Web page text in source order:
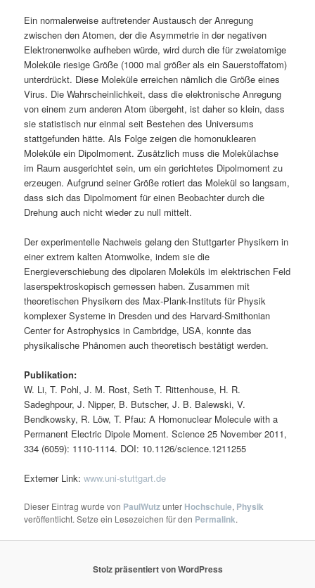
Ein normalerweise auftretender Austausch der Anregung
zwischen den Atomen, der die Asymmetrie in der negativen
Elektronenwolke aufheben würde, wird durch die für zweiatomige
Moleküle riesige Größe (1000 mal größer als ein Sauerstoffatom)
unterdrückt. Diese Moleküle erreichen nämlich die Größe eines
Virus. Die Wahrscheinlichkeit, dass die elektronische Anregung
von einem zum anderen Atom übergeht, ist daher so klein, dass
sie statistisch nur einmal seit Bestehen des Universums
stattgefunden hätte. Als Folge zeigen die homonuklearen
Moleküle ein Dipolmoment. Zusätzlich muss die Molekülachse
im Raum ausgerichtet sein, um ein gerichtetes Dipolmoment zu
erzeugen. Aufgrund seiner Größe rotiert das Molekül so langsam,
dass sich das Dipolmoment für einen Beobachter durch die
Drehung auch nicht wieder zu null mittelt.
Der experimentelle Nachweis gelang den Stuttgarter Physikern in
einer extrem kalten Atomwolke, indem sie die
Energieverschiebung des dipolaren Moleküls im elektrischen Feld
laserspektroskopisch gemessen haben. Zusammen mit
theoretischen Physikern des Max-Plank-Instituts für Physik
komplexer Systeme in Dresden und des Harvard-Smithonian
Center for Astrophysics in Cambridge, USA, konnte das
physikalische Phänomen auch theoretisch bestätigt werden.
Publikation:
W. Li, T. Pohl, J. M. Rost, Seth T. Rittenhouse, H. R.
Sadeghpour, J. Nipper, B. Butscher, J. B. Balewski, V.
Bendkowsky, R. Löw, T. Pfau: A Homonuclear Molecule with a
Permanent Electric Dipole Moment. Science 25 November 2011,
334 (6059): 1110-1114. DOI: 10.1126/science.1211255
Externer Link:www.uni-stuttgart.de
Dieser Eintrag wurde von PaulWutzunter Hochschule, Physik
veröffentlicht. Setze ein Lesezeichen für den Permalink.
Stolz präsentiert von WordPress